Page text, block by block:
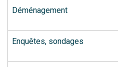
Déménagement
Enquêtes, sondages